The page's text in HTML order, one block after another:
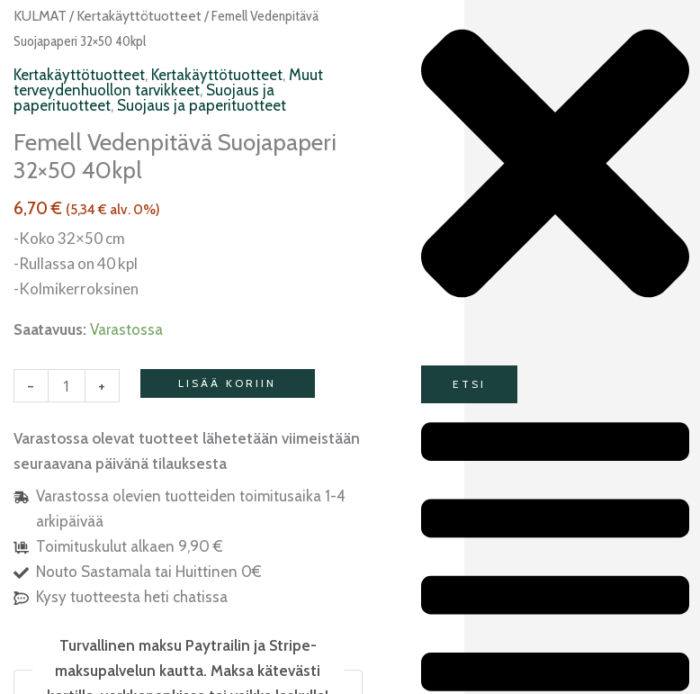
KULMAT / Kertakäyttötuotteet/ Femell Vedenpitävä
Suojapaperi 32×50 40kpl
Kertakäyttötuotteet, Kertakäyttötuotteet, Muut
terveydenhuollon tarvikkeet, Suojaus ja
paperituotteet, Suojaus ja paperituotteet
Femell Vedenpitävä Suojapaperi
32×50 40kpl
6,70€ (5,34€ alv. 0%)
-Koko 32×50 cm
-Rullassa on 40 kpl
-Kolmikerroksinen
Saatavuus: Varastossa
-
vedenpitävä
suojapaperi
32x50
40kpl
määrä
+ LISÄÄ KORIIN
Varastossa olevat tuotteet lähetetään viimeistään
seuraavana päivänä tilauksesta
Varastossa olevien tuotteiden toimitusaika 1-4
arkipäivää
Toimituskulut alkaen 9,90 €
Nouto Sastamala tai Huittinen 0€
Kysy tuotteesta heti chatissa
Turvallinen maksu Paytrailin ja Stripe-
maksupalvelun kautta. Maksa kätevästi
ETSI